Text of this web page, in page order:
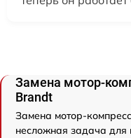
Замена мотор-
Brandt
Замена мотор-
несложная задача для